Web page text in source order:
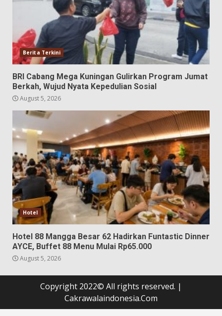
Berita Terkini
BRI Cabang Mega Kuningan Gulirkan Program Jumat
Berkah, Wujud Nyata Kepedulian Sosial
August 5, 2026
Hotel
Hotel 88 Mangga Besar 62 Hadirkan Funtastic Dinner
AYCE, Buffet 88 Menu Mulai Rp65.000
August 5, 2026
Copyright 2022© All rights reserved. |
Cakrawalaindonesia.Com